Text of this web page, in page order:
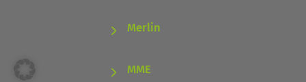
Merlin
MME